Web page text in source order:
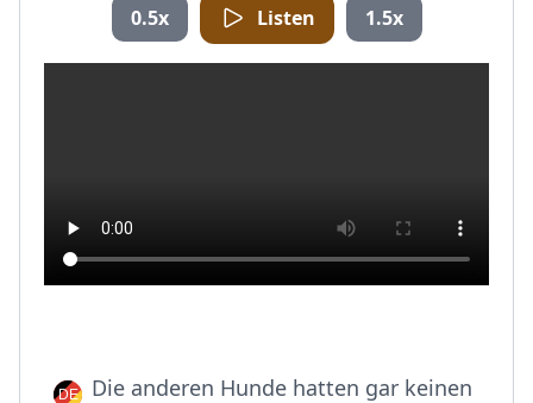
0.5x Listen 1.5x
Die anderen Hunde hatten gar keinen